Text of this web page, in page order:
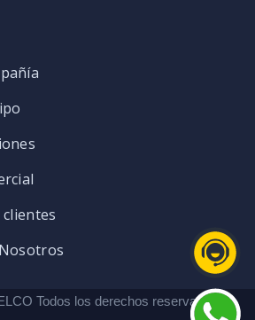
Todos los derechos reservados. |